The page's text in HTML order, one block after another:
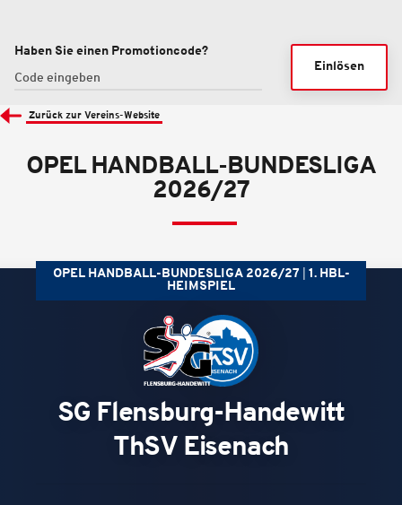
Haben Sie einen Promotioncode?
Einlösen
Zurück zur Vereins-Website
OPEL HANDBALL-BUNDESLIGA
2026/27
OPEL HANDBALL-BUNDESLIGA 2026/27
1. HBL-
HEIMSPIEL
SG Flensburg-Handewitt
ThSV Eisenach